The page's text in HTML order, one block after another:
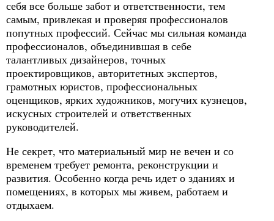
себя все больше забот и ответственности, тем
самым, привлекая и проверяя профессионалов
попутных профессий. Сейчас мы сильная команда
профессионалов, объединившая в себе
талантливых дизайнеров, точных
проектировщиков, авторитетных экспертов,
грамотных юристов, профессиональных
оценщиков, ярких художников, могучих кузнецов,
искусных строителей и ответственных
руководителей.
Не секрет, что материальный мир не вечен и со
временем требует ремонта, реконструкции и
развития. Особенно когда речь идет о зданиях и
помещениях, в которых мы живем, работаем и
отдыхаем.